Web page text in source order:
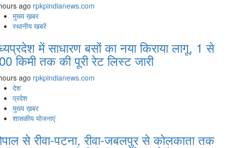
ago rpkpindianews.com
मुख्य ख़बर
स्थानीय खबरें
में साधारण बसों का नया किराया लागू, 1 से
किमी तक की पूरी रेट लिस्ट जारी
ago rpkpindianews.com
देश
प्रदेश
मुख्य ख़बर
शासकीय योजनाएं
से रीवा-पटना, रीवा-जबलपुर से कोलकाता तक